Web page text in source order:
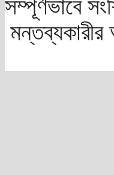
সম্পূর্ণভাবে